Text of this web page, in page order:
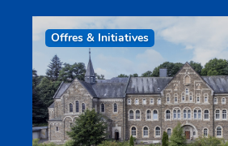
Offres & Initiatives